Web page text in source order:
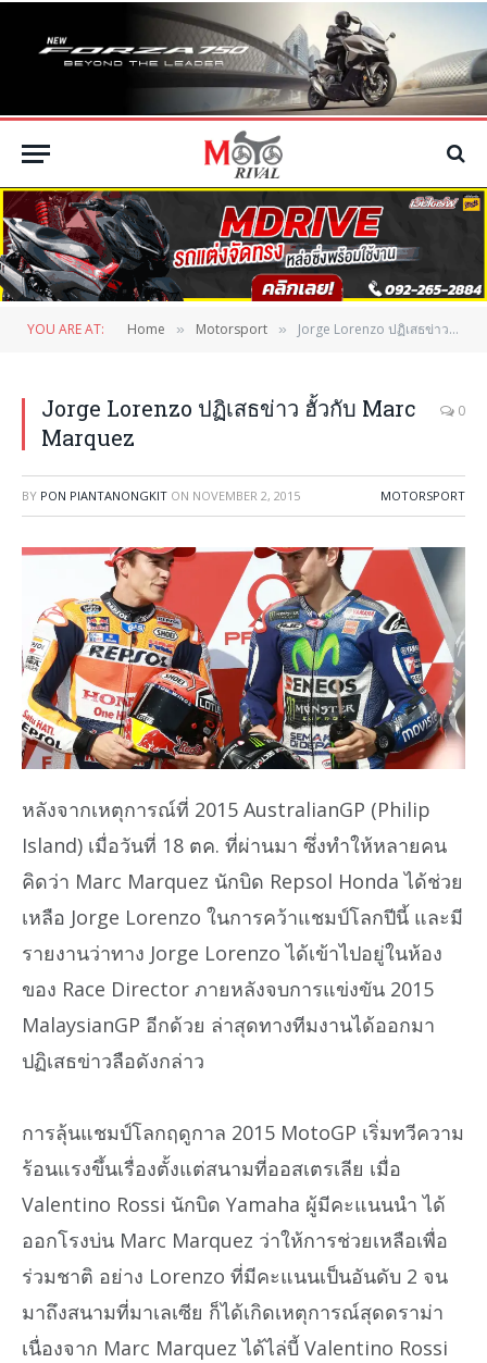
YOU ARE AT: Home » Motorsport » Jorge Lorenzo ปฏิเสธข่าว ฮั้วกับ Marc Marquez
Jorge Lorenzo ปฏิเสธข่าว ฮั้วกับ Marc
Marquez
0
BY PON PIANTANONGKIT ON NOVEMBER 2, 2015 MOTORSPORT
หลังจากเหตุการณ์ที่ 2015 AustralianGP (Philip
Island) เมื่อวันที่ 18 ตค. ที่ผ่านมา ซึ่งทำให้หลายคน
คิดว่า Marc Marquez นักบิด Repsol Honda ได้ช่วย
เหลือ Jorge Lorenzo ในการคว้าแชมป์โลกปีนี้ และมี
รายงานว่าทาง Jorge Lorenzo ได้เข้าไปอยู่ในห้อง
ของ Race Director ภายหลังจบการแข่งขัน 2015
MalaysianGP อีกด้วย ล่าสุดทางทีมงานได้ออกมา
ปฏิเสธข่าวลือดังกล่าว
การลุ้นแชมป์โลกฤดูกาล 2015 MotoGP เริ่มทวีความ
ร้อนแรงขึ้นเรื่องตั้งแต่สนามที่ออสเตรเลีย เมื่อ
Valentino Rossi นักบิด Yamaha ผู้มีคะแนนนำ ได้
ออกโรงบ่น Marc Marquez ว่าให้การช่วยเหลือเพื่อ
ร่วมชาติ อย่าง Lorenzo ที่มีคะแนนเป็นอันดับ 2 จน
มาถึงสนามที่มาเลเซีย ก็ได้เกิดเหตุการณ์สุดดราม่า
เนื่องจาก Marc Marquez ได้ไล่บี้ Valentino Rossi